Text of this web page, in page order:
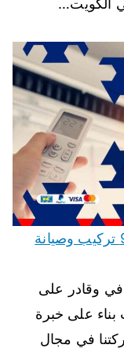
الكويت…
فني تكييف هندي القصور 98548488 تركيب وصيانة
وقادر على
بناء على خبرة
في مجال